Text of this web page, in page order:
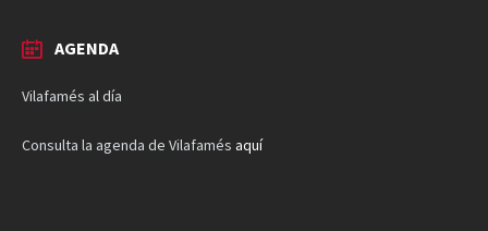
AGENDA
Vilafamés al día
Consulta la agenda de Vilafamés aquí